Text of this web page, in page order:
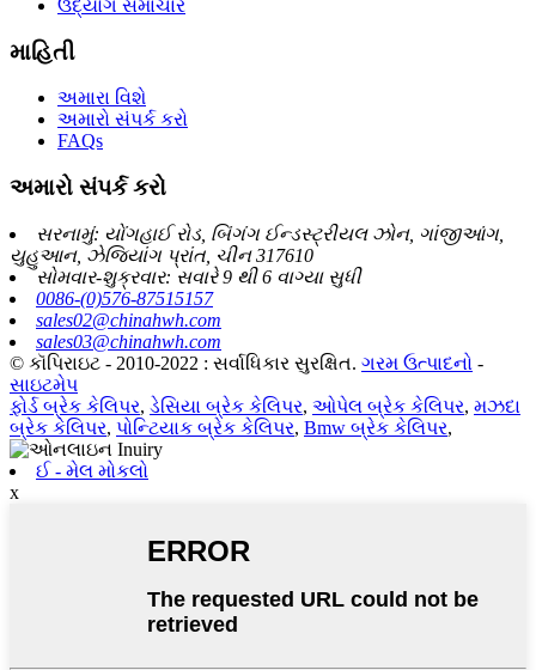
ઉદ્યોગ સમાચાર
માહિતી
અમારા વિશે
અમારો સંપર્ક કરો
FAQs
અમારો સંપર્ક કરો
સરનામું: યોંગહાઈ રોડ, બિંગંગ ઈન્ડસ્ટ્રીયલ ઝોન, ગાંજીઆંગ,
યુહુઆન, ઝેજિયાંગ પ્રાંત, ચીન 317610
સોમવાર-શુક્રવાર: સવારે 9 થી 6 વાગ્યા સુધી
0086-(0)576-87515157
sales02@chinahwh.com
sales03@chinahwh.com
© કૉપિરાઇટ - 2010-2022 : સર્વાધિકાર સુરક્ષિત. ગરમ ઉત્પાદનો -
સાઇટમેપ
ફોર્ડ બ્રેક કેલિપર, ડેસિયા બ્રેક કેલિપર, ઓપેલ બ્રેક કેલિપર, મઝદા
બ્રેક કેલિપર, પોન્ટિયાક બ્રેક કેલિપર, Bmw બ્રેક કેલિપર,
ઈ - મેલ મોકલો
x